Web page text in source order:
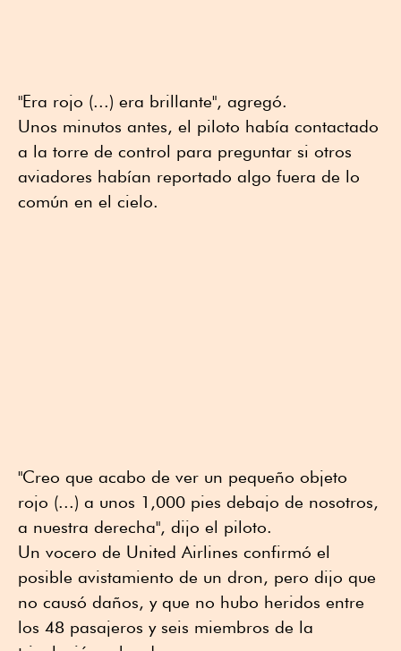
"Era rojo (...) era brillante", agregó.
Unos minutos antes, el piloto había contactado
a la torre de control para preguntar si otros
aviadores habían reportado algo fuera de lo
común en el cielo.
"Creo que acabo de ver un pequeño objeto
rojo (...) a unos 1,000 pies debajo de nosotros,
a nuestra derecha", dijo el piloto.
Un vocero de United Airlines confirmó el
posible avistamiento de un dron, pero dijo que
no causó daños, y que no hubo heridos entre
los 48 pasajeros y seis miembros de la